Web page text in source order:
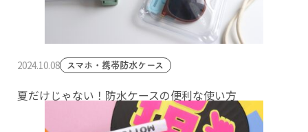
2024.10.08 スマホ・携帯防水ケース
夏だけじゃない！防水ケースの便利な使い方